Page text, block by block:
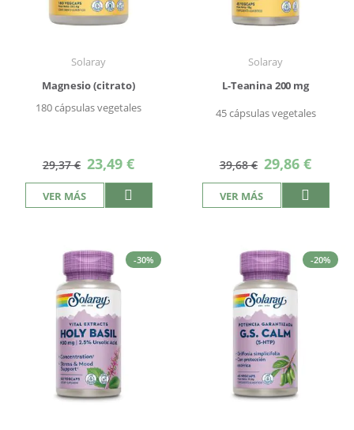
Solaray
Magnesio (citrato)
180 cápsulas vegetales
29,37 € Precio
especial
23,49 €
VER MÁS
Solaray
L-Teanina 200 mg
45 cápsulas vegetales
39,68 € Precio
especial
29,86 €
VER MÁS
-30% -20%